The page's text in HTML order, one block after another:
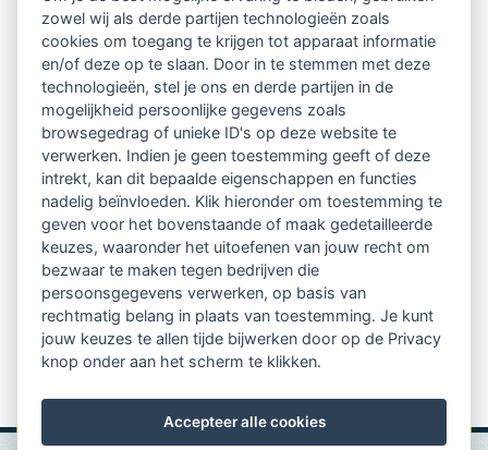
Ontvang 10 x per jaar de LVSC-
relatienieuwsbrief met o.a.:
vrij toegankelijke TsvB-artikelen
nieuws op het vlak van professioneel
begeleiden
informatie over LVSC-activiteiten
Aanmelden nieuwsbrief
zowel wij als derde partijen technologieën zoals
cookies om toegang te krijgen tot apparaat informatie
en/of deze op te slaan. Door in te stemmen met deze
technologieën, stel je ons en derde partijen in de
mogelijkheid persoonlijke gegevens zoals
browsegedrag of unieke ID's op deze website te
verwerken. Indien je geen toestemming geeft of deze
intrekt, kan dit bepaalde eigenschappen en functies
nadelig beïnvloeden. Klik hieronder om toestemming te
geven voor het bovenstaande of maak gedetailleerde
keuzes, waaronder het uitoefenen van jouw recht om
bezwaar te maken tegen bedrijven die
persoonsgegevens verwerken, op basis van
rechtmatig belang in plaats van toestemming. Je kunt
jouw keuzes te allen tijde bijwerken door op de Privacy
knop onder aan het scherm te klikken.
Accepteer alle cookies